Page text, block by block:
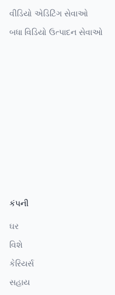
વીડિયો એડિટિંગ સેવાઓ
બધા વિડિયો ઉત્પાદન સેવાઓ
કંપની
ઘર
વિશે
કેરિયર્સ
સહાય